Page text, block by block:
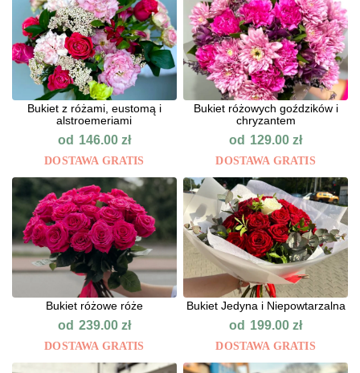
Bukiet z różami, eustomą i
alstroemeriami
od 146.00 zł
DOSTAWA GRATIS
Bukiet różowych goździków i
chryzantem
od 129.00zł
DOSTAWA GRATIS
Bukiet różowe róże
od 239.00 zł
DOSTAWA GRATIS
Bukiet Jedyna i Niepowtarzalna
od 199.00zł
DOSTAWA GRATIS